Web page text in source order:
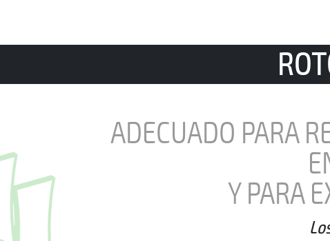
ADECUADO PARA
Y PARA